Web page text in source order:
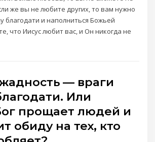
же вы не любите других, то вам нужно
благодати и наполниться Божьей
что Иисус любит вас, и Он никогда не
— враги
Или
прощает людей и
обиду на тех, кто